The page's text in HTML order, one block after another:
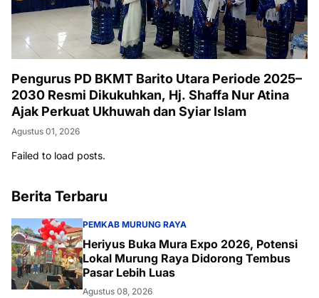
Pengurus PD BKMT Barito Utara Periode 2025–
2030 Resmi Dikukuhkan, Hj. Shaffa Nur Atina
Ajak Perkuat Ukhuwah dan Syiar Islam
Agustus 01, 2026
Failed to load posts.
Berita Terbaru
PEMKAB MURUNG RAYA
Heriyus Buka Mura Expo 2026, Potensi
Lokal Murung Raya Didorong Tembus
Pasar Lebih Luas
Agustus 08, 2026